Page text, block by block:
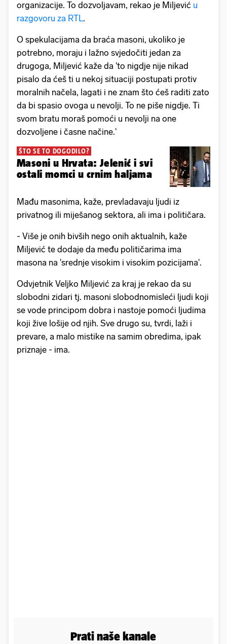
organizacije. To dozvoljavam, rekao je Miljević u
razgovoru za RTL.
O spekulacijama da braća masoni, ukoliko je
potrebno, moraju i lažno svjedočiti jedan za
drugoga, Miljević kaže da 'to nigdje nije nikad
pisalo da ćeš ti u nekoj situaciji postupati protiv
moralnih načela, lagati i ne znam što ćeš raditi zato
da bi spasio ovoga u nevolji. To ne piše nigdje. Ti
svom bratu moraš pomoći u nevolji na one
dozvoljene i časne načine.'
ŠTO SE TO DOGODILO?
Masoni u Hrvata: Jelenić i svi
ostali momci u crnim haljama
Mađu masonima, kaže, prevladavaju ljudi iz
privatnog ili miješanog sektora, ali ima i političara.
- Više je onih bivših nego onih aktualnih, kaže
Miljević te dodaje da među političarima ima
masona na 'srednje visokim i visokim pozicijama'.
Odvjetnik Veljko Miljević za kraj je rekao da su
slobodni zidari tj. masoni slobodnomisleći ljudi koji
se vode principom dobra i nastoje pomoći ljudima
koji žive lošije od njih. Sve drugo su, tvrdi, laži i
prevare, a malo mistike na samim obredima, ipak
priznaje - ima.
Prati naše kanale